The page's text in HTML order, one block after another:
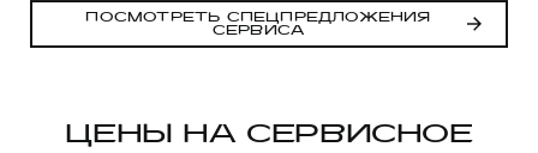
ПОСМОТРЕТЬ СПЕЦПРЕДЛОЖЕНИЯ
СЕРВИСА
ЦЕНЫ НА СЕРВИСНОЕ